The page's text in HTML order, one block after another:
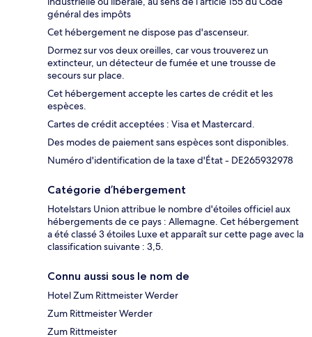
général des impôts
Cet hébergement ne dispose pas d'ascenseur.
Dormez sur vos deux oreilles, car vous trouverez un
extincteur, un détecteur de fumée et une trousse de
secours sur place.
Cet hébergement accepte les cartes de crédit et les
espèces.
Cartes de crédit acceptées : Visa et Mastercard.
Des modes de paiement sans espèces sont disponibles.
Numéro d'identification de la taxe d'État - DE265932978
Catégorie d’hébergement
Hotelstars Union attribue le nombre d'étoiles officiel aux
hébergements de ce pays : Allemagne. Cet hébergement
a été classé 3 étoiles Luxe et apparaît sur cette page avec la
classification suivante : 3,5.
Connu aussi sous le nom de
Hotel Zum Rittmeister Werder
Zum Rittmeister Werder
Zum Rittmeister